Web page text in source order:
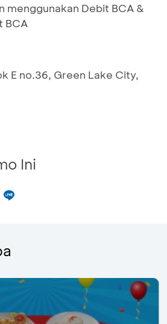
menggunakan Debit BCA &
BCA
E no.36, Green Lake City,
Ini